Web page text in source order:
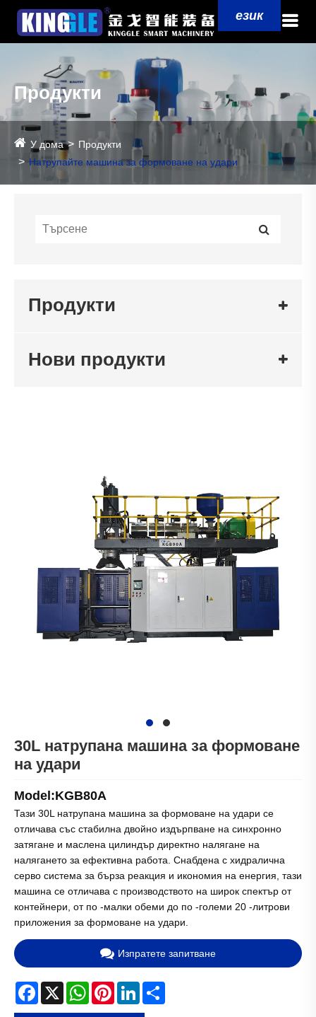
език
Продукти
У дома
Продукти
Натрупайте машина за формоване на удари
Продукти
Нови продукти
30L натрупана машина за формоване
на удари
Model:KGB80A
Тази 30L натрупана машина за формоване на удари се
отличава със стабилна двойно издърпване на синхронно
затягане и маслена цилиндър директно налягане на
налягането за ефективна работа. Снабдена с хидралична
серво система за бърза реакция и икономия на енергия, тази
машина се отличава с производството на широк спектър от
контейнери, от по -малки обеми до по -големи 20 -литрови
приложения за формоване на удари.
Изпратете запитване
Facebook
X WhatsApp
PinterestLinkedIn